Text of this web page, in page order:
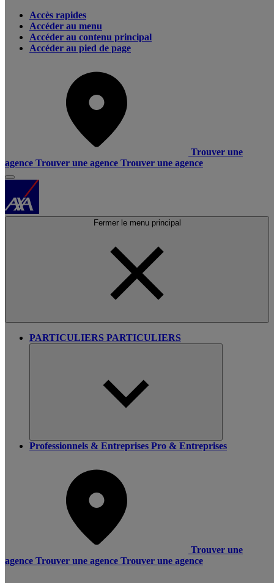
Accès rapides
Accéder au menu
Accéder au contenu principal
Accéder au pied de page
Trouver une
agence Trouver une agence Trouver une agence
Fermer le menu principal
PARTICULIERS PARTICULIERS
Professionnels & Entreprises Pro & Entreprises
Trouver une
agence Trouver une agence Trouver une agence